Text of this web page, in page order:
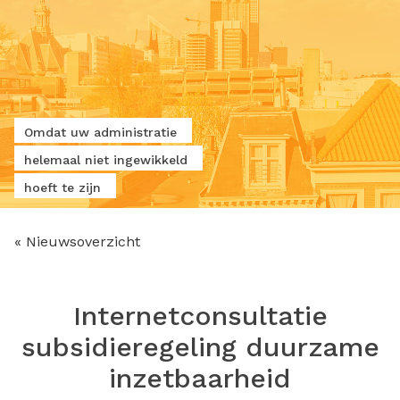
Omdat uw administratie
helemaal niet ingewikkeld
hoeft te zijn
« Nieuwsoverzicht
Internetconsultatie
subsidieregeling duurzame
inzetbaarheid